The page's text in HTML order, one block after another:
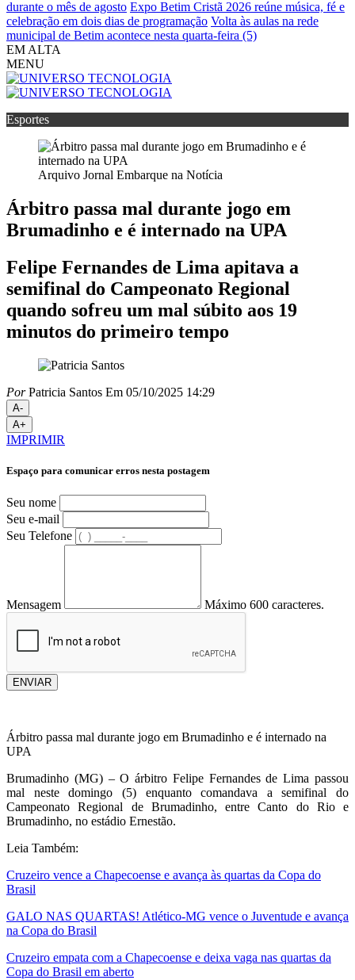
durante o mês de agosto Expo Betim Cristã 2026 reúne música, fé e
celebração em dois dias de programação Volta às aulas na rede
municipal de Betim acontece nesta quarta-feira (5)
EM ALTA
MENU
Esportes
Arquivo Jornal Embarque na Notícia
Árbitro passa mal durante jogo em
Brumadinho e é internado na UPA
Felipe Fernandes de Lima apitava a
semifinal do Campeonato Regional
quando sofreu um mal súbito aos 19
minutos do primeiro tempo
PorPatricia Santos Em 05/10/2025 14:29
A-
A+
IMPRIMIR
Espaço para comunicar erros nesta postagem
Seu nome
Seu e-mail
Seu Telefone
Mensagem Máximo 600 caracteres.
ENVIAR
Árbitro passa mal durante jogo em Brumadinho e é internado na
UPA
Brumadinho (MG) – O árbitro Felipe Fernandes de Lima passou
mal neste domingo (5) enquanto comandava a semifinal do
Campeonato Regional de Brumadinho, entre Canto do Rio e
Brumadinho, no estádio Ernestão.
Leia Também:
Cruzeiro vence a Chapecoense e avança às quartas da Copa do
Brasil
GALO NAS QUARTAS! Atlético-MG vence o Juventude e avança
na Copa do Brasil
Cruzeiro empata com a Chapecoense e deixa vaga nas quartas da
Copa do Brasil em aberto